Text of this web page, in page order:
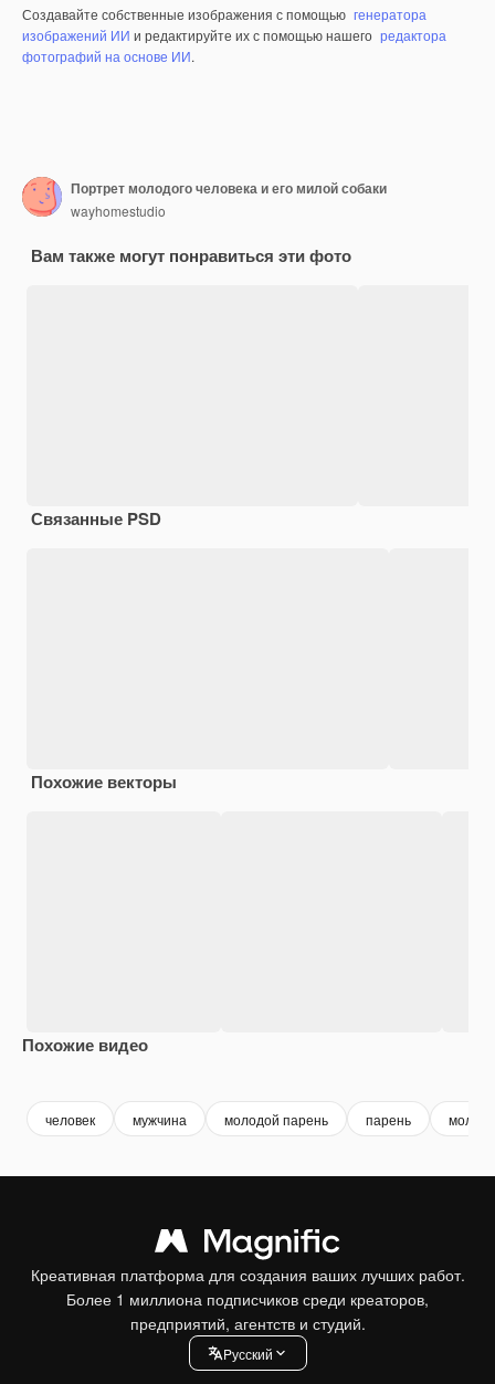
Создавайте собственные изображения с помощью генератора
изображений ИИ и редактируйте их с помощью нашего редактора
фотографий на основе ИИ.
Портрет молодого человека и его милой собаки
wayhomestudio
Вам также могут понравиться эти фото
Связанные PSD
Похожие векторы
Похожие видео
человек мужчина молодой парень парень
Креативная платформа для создания ваших лучших работ.
Более 1 миллиона подписчиков среди креаторов,
предприятий, агентств и студий.
Pусский